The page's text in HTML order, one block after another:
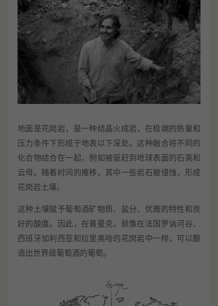
地面是花岗岩，是一种结晶火成岩，在极端的热量和
压力条件下形成于地表以下深处。这种融合将不同的
化合物结合在一起，例如被驱赶到地球表面的石英和
云母。随着时间的推移，其中一些岩石被侵蚀，形成
花岗岩土壤。
这种土壤赋予葡萄酒矿物质、盐分、优雅的特性和良
好的酸度。因此，在普曼克，就像在法国罗讷河谷、
西班牙加利西亚和拉里奥哈的花岗岩中一样，可以酿
造出世界级葡萄酒的葡萄。